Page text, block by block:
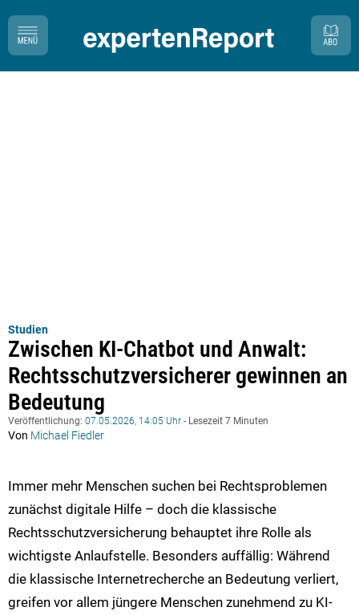
Studien
Zwischen KI-Chatbot und Anwalt:
Rechtsschutzversicherer gewinnen an
Bedeutung
Veröffentlichung: 07.05.2026, 14:05 Uhr - Lesezeit 7 Minuten
Von Michael Fiedler
Immer mehr Menschen suchen bei Rechtsproblemen
zunächst digitale Hilfe – doch die klassische
Rechtsschutzversicherung behauptet ihre Rolle als
wichtigste Anlaufstelle. Besonders auffällig: Während
die klassische Internetrecherche an Bedeutung verliert,
greifen vor allem jüngere Menschen zunehmend zu KI-